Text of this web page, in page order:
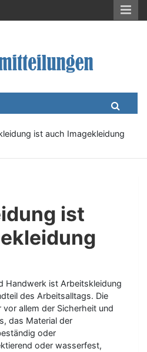
News, Meldungen, Wirtschaft
ist auch Imagekleidung
ist
Handwerk ist Arbeitskleidung
des Arbeitsalltags. Die
allem der Sicherheit und
das Material der
oder
oder wasserfest,